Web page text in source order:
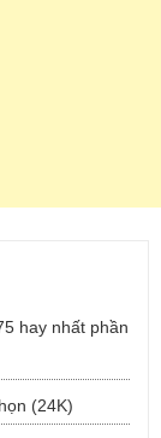
hay nhất phần
(24K)